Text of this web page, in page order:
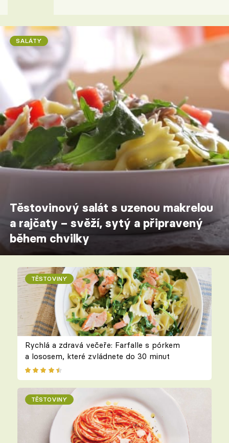
SALÁTY
Těstovinový salát s uzenou makrelou
a rajčaty – svěží, sytý a připravený
během chvilky
TĚSTOVINY
Rychlá a zdravá večeře: Farfalle s pórkem
a lososem, které zvládnete do 30 minut
TĚSTOVINY